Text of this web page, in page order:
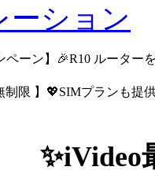
ーション
ペーン】🎉R10 ルータ
限 】💖SIMプランも提
✨iVideo